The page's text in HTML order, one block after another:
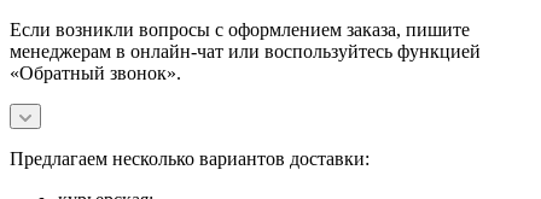
Если возникли вопросы с оформлением заказа, пишите
менеджерам в онлайн-чат или воспользуйтесь функцией
«Обратный звонок».
Предлагаем несколько вариантов доставки: